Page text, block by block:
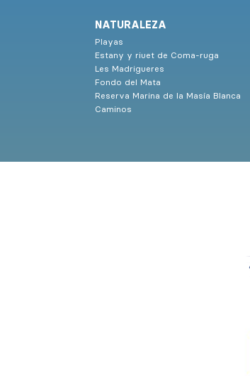
NATURALEZA
Playas
Estany y riuet de Coma-ruga
Les Madrigueres
Fondo del Mata
Reserva Marina de la Masía Blanca
Caminos